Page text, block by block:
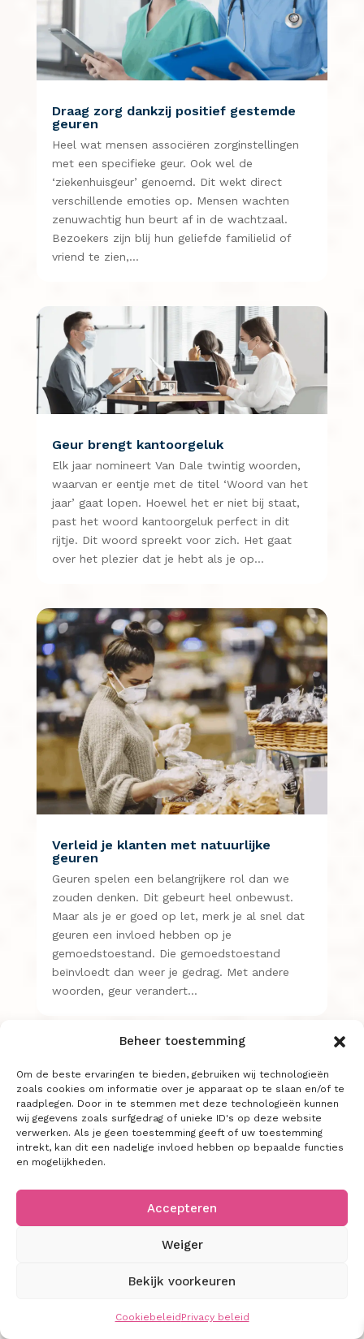
Beheer toestemming
Om de beste ervaringen te bieden, gebruiken wij technologieën
zoals cookies om informatie over je apparaat op te slaan en/of te
raadplegen. Door in te stemmen met deze technologieën kunnen
wij gegevens zoals surfgedrag of unieke ID's op deze website
verwerken. Als je geen toestemming geeft of uw toestemming
intrekt, kan dit een nadelige invloed hebben op bepaalde functies
en mogelijkheden.
Accepteren
Weiger
Bekijk voorkeuren
CookiebeleidPrivacy beleid
Draag zorg dankzij positief gestemde
geuren
Heel wat mensen associëren zorginstellingen
met een specifieke geur. Ook wel de
‘ziekenhuisgeur’ genoemd. Dit wekt direct
verschillende emoties op. Mensen wachten
zenuwachtig hun beurt af in de wachtzaal.
Bezoekers zijn blij hun geliefde familielid of
vriend te zien,…
Geur brengt kantoorgeluk
Elk jaar nomineert Van Dale twintig woorden,
waarvan er eentje met de titel ‘Woord van het
jaar’ gaat lopen. Hoewel het er niet bij staat,
past het woord kantoorgeluk perfect in dit
rijtje. Dit woord spreekt voor zich. Het gaat
over het plezier dat je hebt als je op…
Verleid je klanten met natuurlijke
geuren
Geuren spelen een belangrijkere rol dan we
zouden denken. Dit gebeurt heel onbewust.
Maar als je er goed op let, merk je al snel dat
geuren een invloed hebben op je
gemoedstoestand. Die gemoedstoestand
beïnvloedt dan weer je gedrag. Met andere
woorden, geur verandert…
Geuren brengen geborgenheid
Uitvaartcentra hebben een cruciale rol bij het
einde van het leven. Tenminste, het einde van
het leven van de overledene, maar niet dat van
de omgeving. Een uitvaartcentrum is bijna het
rustplaats van de persoon die is…